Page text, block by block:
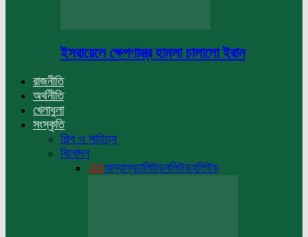
ইসরায়েলে ক্ষেপণাস্ত্র হামলা চালালো ইরান
রাজনীতি
অর্থনীতি
খেলাধুলা
সংস্কৃতি
শিল্প ও সাহিত্য
বিনোদন
Allঅন্যান্যঢালিউডবলিউডহলিউড